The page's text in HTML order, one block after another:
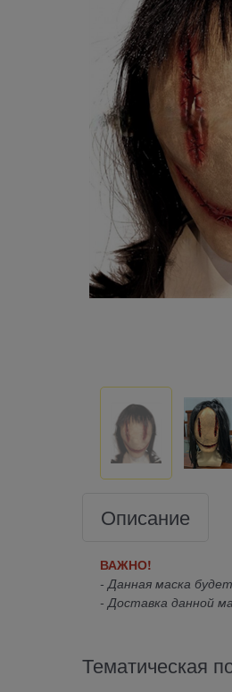
Описание
ВАЖНО!
- Данная маска
- Доставка данной
Тематическая